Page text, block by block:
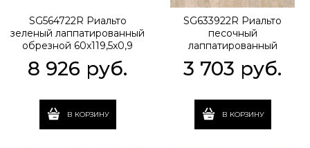
SG564722R Риальто
зеленый лаппатированный
обрезной 60x119,5x0,9
8 926 руб.
В КОРЗИНУ
SG633922R Риальто
песочный
лаппатированный
обрезной 60x60x0,9
3 703 руб.
В КОРЗИНУ